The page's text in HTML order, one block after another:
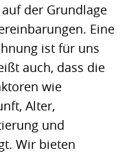
der Grundlage
Eine
ist für uns
auch, dass die
wie
Alter,
und
Wir bieten